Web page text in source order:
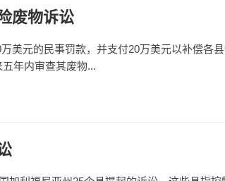
废物诉讼
美元的民事罚款，并支付20万美元以补偿各
年内审查其废物...